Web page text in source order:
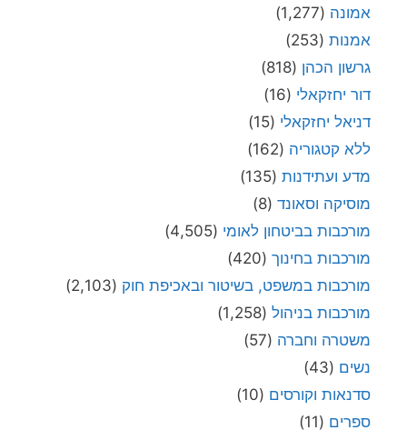
אמונה (1,277)
אמנות (253)
גרשון הכהן (818)
דור יחזקאלי (16)
דניאל יחזקאלי (15)
ללא קטגוריה (162)
מדע ועתידנות (135)
מוסיקה וסאונד (8)
מורכבות בביטחון לאומי (4,505)
מורכבות בחינוך (420)
מורכבות במשפט, בשיטור ובאכיפת חוק (2,103)
מורכבות בניהול (1,258)
משטרה וחברה (57)
נשים (43)
סדנאות וקורסים (10)
ספרים (11)